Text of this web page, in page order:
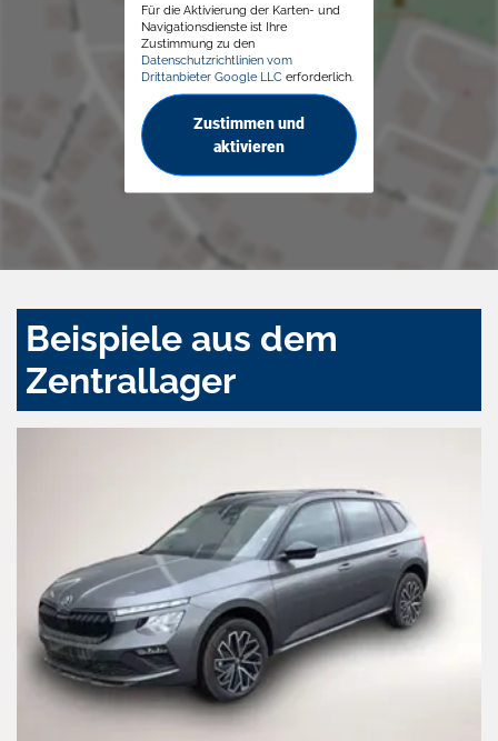
Für die Aktivierung der Karten- und
Navigationsdienste ist Ihre
Zustimmung zu den
Datenschutzrichtlinien vom
Drittanbieter Google LLC erforderlich.
Zustimmen und
aktivieren
Beispiele aus dem
Zentrallager